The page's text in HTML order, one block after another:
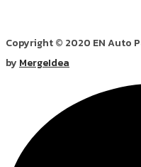
Copyright © 2020 EN Auto
by MergeIdea